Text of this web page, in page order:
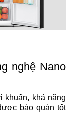
nghệ Nano
khuẩn, khả năng
bảo quản tốt